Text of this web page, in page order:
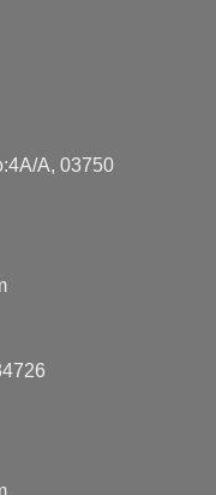
A, 03750